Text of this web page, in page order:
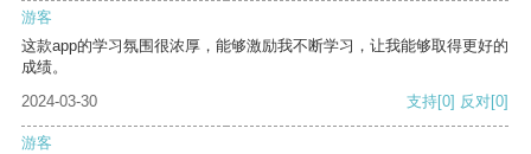
游客
这款app的学习氛围很浓厚，能够激励我不断学习，让我能够取得更好的
成绩。
2024-03-30
支持[0] 反对[0]
游客